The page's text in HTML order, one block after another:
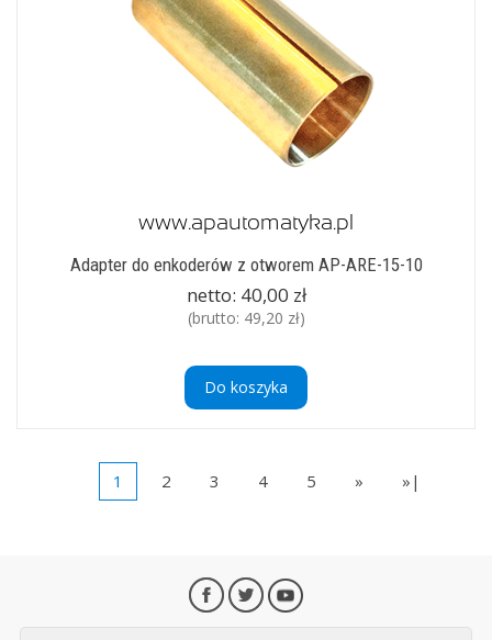
Adapter do enkoderów z otworem AP-ARE-15-10
netto: 40,00 zł
(brutto: 49,20 zł)
Do koszyka
1 2 3 4 5 » »|